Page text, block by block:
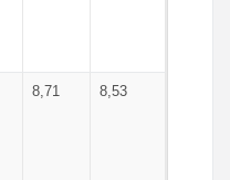
8,71 8,53